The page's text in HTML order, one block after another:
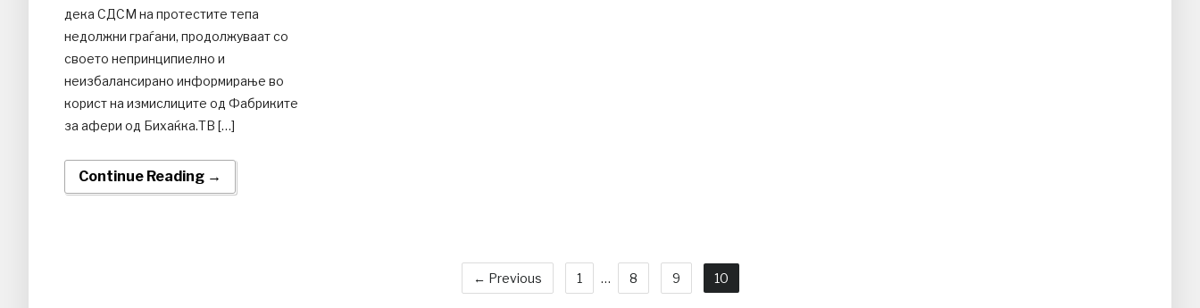
дека СДСМ на протестите тепа
недолжни граѓани, продолжуваат со
своето непринципиелно и
неизбалансирано информирање во
корист на измислиците од Фабриките
за афери од Бихаќка.ТВ […]
Continue Reading →
← Previous 1 … 8 9 10